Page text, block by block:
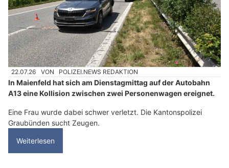
22.07.26 VON POLIZEI.NEWS REDAKTION
In Maienfeld hat sich am Dienstagmittag auf der Autobahn
A13 eine Kollision zwischen zwei Personenwagen ereignet.
Eine Frau wurde dabei schwer verletzt. Die Kantonspolizei
Graubünden sucht Zeugen.
Weiterlesen